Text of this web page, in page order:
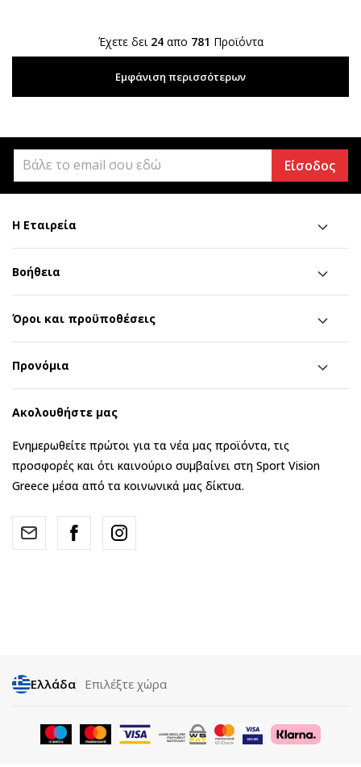
Έχετε δει 24απο 781 Προϊόντα
Εμφάνιση περισσότερων
Είσοδος
Η Εταιρεία
Βοήθεια
Όροι και προϋποθέσεις
Προνόμια
Ακολουθήστε μας
Ενημερωθείτε πρώτοι για τα νέα μας προϊόντα, τις
προσφορές και ότι καινούριο συμβαίνει στη Sport Vision
Greece μέσα από τα κοινωνικά μας δίκτυα.
Ελλάδα Επιλέξτε χώρα